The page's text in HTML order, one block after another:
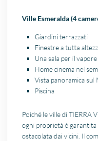
Ville Esmeralda (4
Giardini terrazzati
Finestre a tutta
Una sala per il
Home cinema nel
Vista panoramica
Piscina
Poiché le ville di TIERRA
ogni proprietà è garantita
ostacolata dai vicini. Il